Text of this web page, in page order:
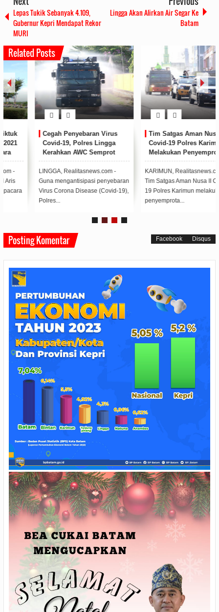
Lepas Tukik Sebanyak 4.109,
Gubernur Kepri Mendapat Rekor
MURI
Lingga Akan Alirkan Air Segar Ke
Batam
Related Posts
Cegah Penyebaran Virus
Covid-19, Polres Lingga
Kerahkan AWC Semprot
Disinfektan Jalanan Dabo
Singkep
LINGGA, Realitasnews.com -
Guna mengantisipasi penyebaran
Virus Corona Disease (Covid-19),
Tim Satgas Aman Nusa II
Covid-19 Polres Karimun
Melakukan Penyemprotan
Disenfektan Di Ruas Jalan
KARIMUN, Realitasnews.com –
Tim Satgas Aman Nusa II Covid-
19 Polres Karimun melakukan
penyemprota...
Posting Komentar Facebook Disqus